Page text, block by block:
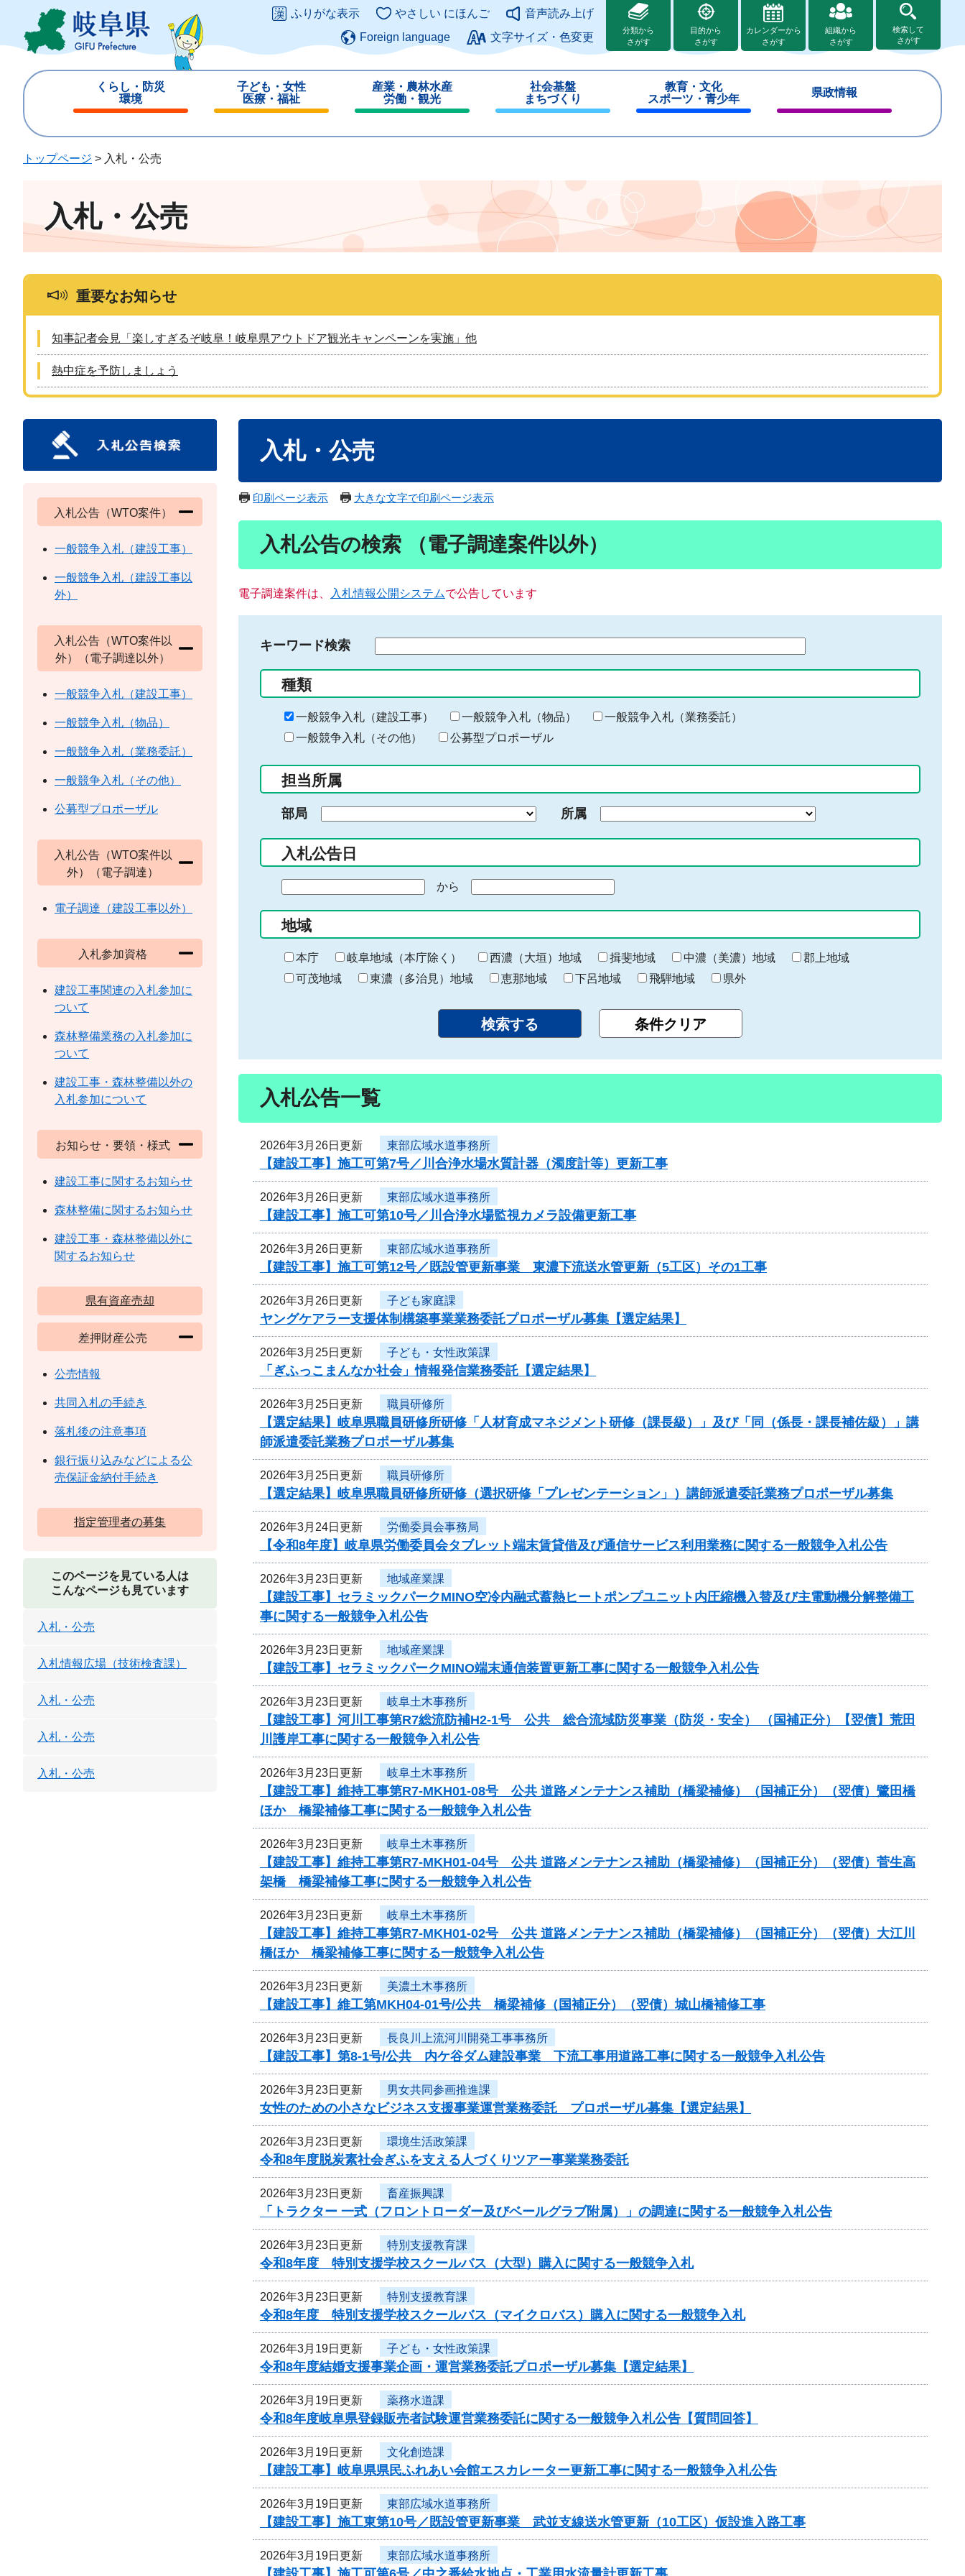
ジ
ュ
このページの本文へ
ふりがな表示 やさしい にほんご
音声読み上げ
Foreign language
文字サイズ・色変更
分類から
さがす
目的から
さがす
カレンダーから
さがす
組織から
さがす
検索して
さがす
くらし・防災
環境
じ
子ども・女性
医療・福祉
じ
産業・農林水産
労働・観光
じ
社会基盤
まちづくり
じ
教育・文化
スポーツ・青少年
じ
県政情報
じ
トップページ > 入札・公売
入札・公売
重要なお知らせ
知事記者会見「楽しすぎるぞ岐阜！岐阜県アウトドア観光キャンペーンを実施」他
熱中症を予防しましょう
入札・公売
印刷ページ表示 大きな文字で印刷ページ表示
入札公告の検索 （電子調達案件以外）
電子調達案件は、 入札情報公開システムで公告しています
キーワード検索
る
キ
ー
ー
入
力
種類
一般競争入札（建設工事） 一般競争入札（物品）
一般競争入札（業務委託）
一般競争入札（その他）
公募型プロポーザル
担当所属
部局 所属
入札公告日
の
始
ま
り
から
終
わ
り
地域
本庁 岐阜地域（本庁除く） 西濃（大垣）地域 揖斐地域 中濃（美濃）地域
郡上地域
可茂地域
東濃（多治見）地域 恵那地域 下呂地域 飛騨地域 県外
入札公告一覧
2026年3月26日更新 東部広域水道事務所
【建設工事】施工可第7号／川合浄水場水質計器（濁度計等）更新工事
2026年3月26日更新 東部広域水道事務所
【建設工事】施工可第10号／川合浄水場監視カメラ設備更新工事
2026年3月26日更新 東部広域水道事務所
【建設工事】施工可第12号／既設管更新事業 東濃下流送水管更新（5工区）その1工事
2026年3月26日更新 子ども家庭課
ヤングケアラー支援体制構築事業業務委託プロポーザル募集【選定結果】
2026年3月25日更新 子ども・女性政策課
「ぎふっこまんなか社会」情報発信業務委託【選定結果】
2026年3月25日更新 職員研修所
【選定結果】岐阜県職員研修所研修「人材育成マネジメント研修（課長級）」及び「同（係長・課長補佐級）」講
師派遣委託業務プロポーザル募集
2026年3月25日更新 職員研修所
【選定結果】岐阜県職員研修所研修（選択研修「プレゼンテーション」）講師派遣委託業務プロポーザル募集
2026年3月24日更新 労働委員会事務局
【令和8年度】岐阜県労働委員会タブレット端末賃貸借及び通信サービス利用業務に関する一般競争入札公告
2026年3月23日更新 地域産業課
【建設工事】セラミックパークMINO空冷内融式蓄熱ヒートポンプユニット内圧縮機入替及び主電動機分解整備工
事に関する一般競争入札公告
2026年3月23日更新 地域産業課
【建設工事】セラミックパークMINO端末通信装置更新工事に関する一般競争入札公告
2026年3月23日更新 岐阜土木事務所
【建設工事】河川工事第R7総流防補H2-1号 公共 総合流域防災事業（防災・安全） （国補正分）【翌債】荒田
川護岸工事に関する一般競争入札公告
2026年3月23日更新 岐阜土木事務所
【建設工事】維持工事第R7-MKH01-08号 公共 道路メンテナンス補助（橋梁補修）（国補正分）（翌債）鷺田橋
ほか 橋梁補修工事に関する一般競争入札公告
2026年3月23日更新 岐阜土木事務所
【建設工事】維持工事第R7-MKH01-04号 公共 道路メンテナンス補助（橋梁補修）（国補正分）（翌債）菅生高
架橋 橋梁補修工事に関する一般競争入札公告
2026年3月23日更新 岐阜土木事務所
【建設工事】維持工事第R7-MKH01-02号 公共 道路メンテナンス補助（橋梁補修）（国補正分）（翌債）大江川
橋ほか 橋梁補修工事に関する一般競争入札公告
2026年3月23日更新 美濃土木事務所
【建設工事】維工第MKH04-01号/公共 橋梁補修（国補正分）（翌債）城山橋補修工事
2026年3月23日更新 長良川上流河川開発工事事務所
【建設工事】第8-1号/公共 内ケ谷ダム建設事業 下流工事用道路工事に関する一般競争入札公告
2026年3月23日更新 男女共同参画推進課
女性のための小さなビジネス支援事業運営業務委託 プロポーザル募集【選定結果】
2026年3月23日更新 環境生活政策課
令和8年度脱炭素社会ぎふを支える人づくりツアー事業業務委託
2026年3月23日更新 畜産振興課
「トラクター 一式（フロントローダー及びベールグラブ附属）」の調達に関する一般競争入札公告
2026年3月23日更新 特別支援教育課
令和8年度 特別支援学校スクールバス（大型）購入に関する一般競争入札
2026年3月23日更新 特別支援教育課
令和8年度 特別支援学校スクールバス（マイクロバス）購入に関する一般競争入札
2026年3月19日更新 子ども・女性政策課
令和8年度結婚支援事業企画・運営業務委託プロポーザル募集【選定結果】
2026年3月19日更新 薬務水道課
令和8年度岐阜県登録販売者試験運営業務委託に関する一般競争入札公告【質問回答】
2026年3月19日更新 文化創造課
【建設工事】岐阜県県民ふれあい会館エスカレーター更新工事に関する一般競争入札公告
2026年3月19日更新 東部広域水道事務所
【建設工事】施工東第10号／既設管更新事業 武並支線送水管更新（10工区）仮設進入路工事
2026年3月19日更新 東部広域水道事務所
入札公告（WTO案件）
一般競争入札（建設工事）
一般競争入札（建設工事以
外）
入札公告（WTO案件以
外）（電子調達以外）
一般競争入札（建設工事）
一般競争入札（物品）
一般競争入札（業務委託）
一般競争入札（その他）
公募型プロポーザル
入札公告（WTO案件以
外）（電子調達）
電子調達（建設工事以外）
入札参加資格
建設工事関連の入札参加に
ついて
森林整備業務の入札参加に
ついて
建設工事・森林整備以外の
入札参加について
お知らせ・要領・様式
建設工事に関するお知らせ
森林整備に関するお知らせ
建設工事・森林整備以外に
関するお知らせ
県有資産売却
差押財産公売
公売情報
共同入札の手続き
落札後の注意事項
銀行振り込みなどによる公
売保証金納付手続き
指定管理者の募集
このページを見ている人は
こんなページも見ています
入札・公売
入札情報広場（技術検査課）
入札・公売
入札・公売
入札・公売